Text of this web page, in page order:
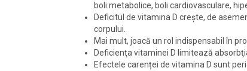
boli metabolice, boli cardiovasculare,
Deficitul de vitamina D crește, de
corpului.
Mai mult, joacă un rol indispensabil în
Deficienţa vitaminei D limitează
Efectele carenței de vitamina D sunt